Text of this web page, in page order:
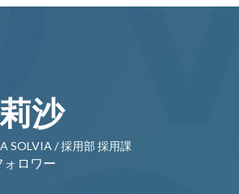
沙
SOLVIA / 採用部 採用課
ォロワー